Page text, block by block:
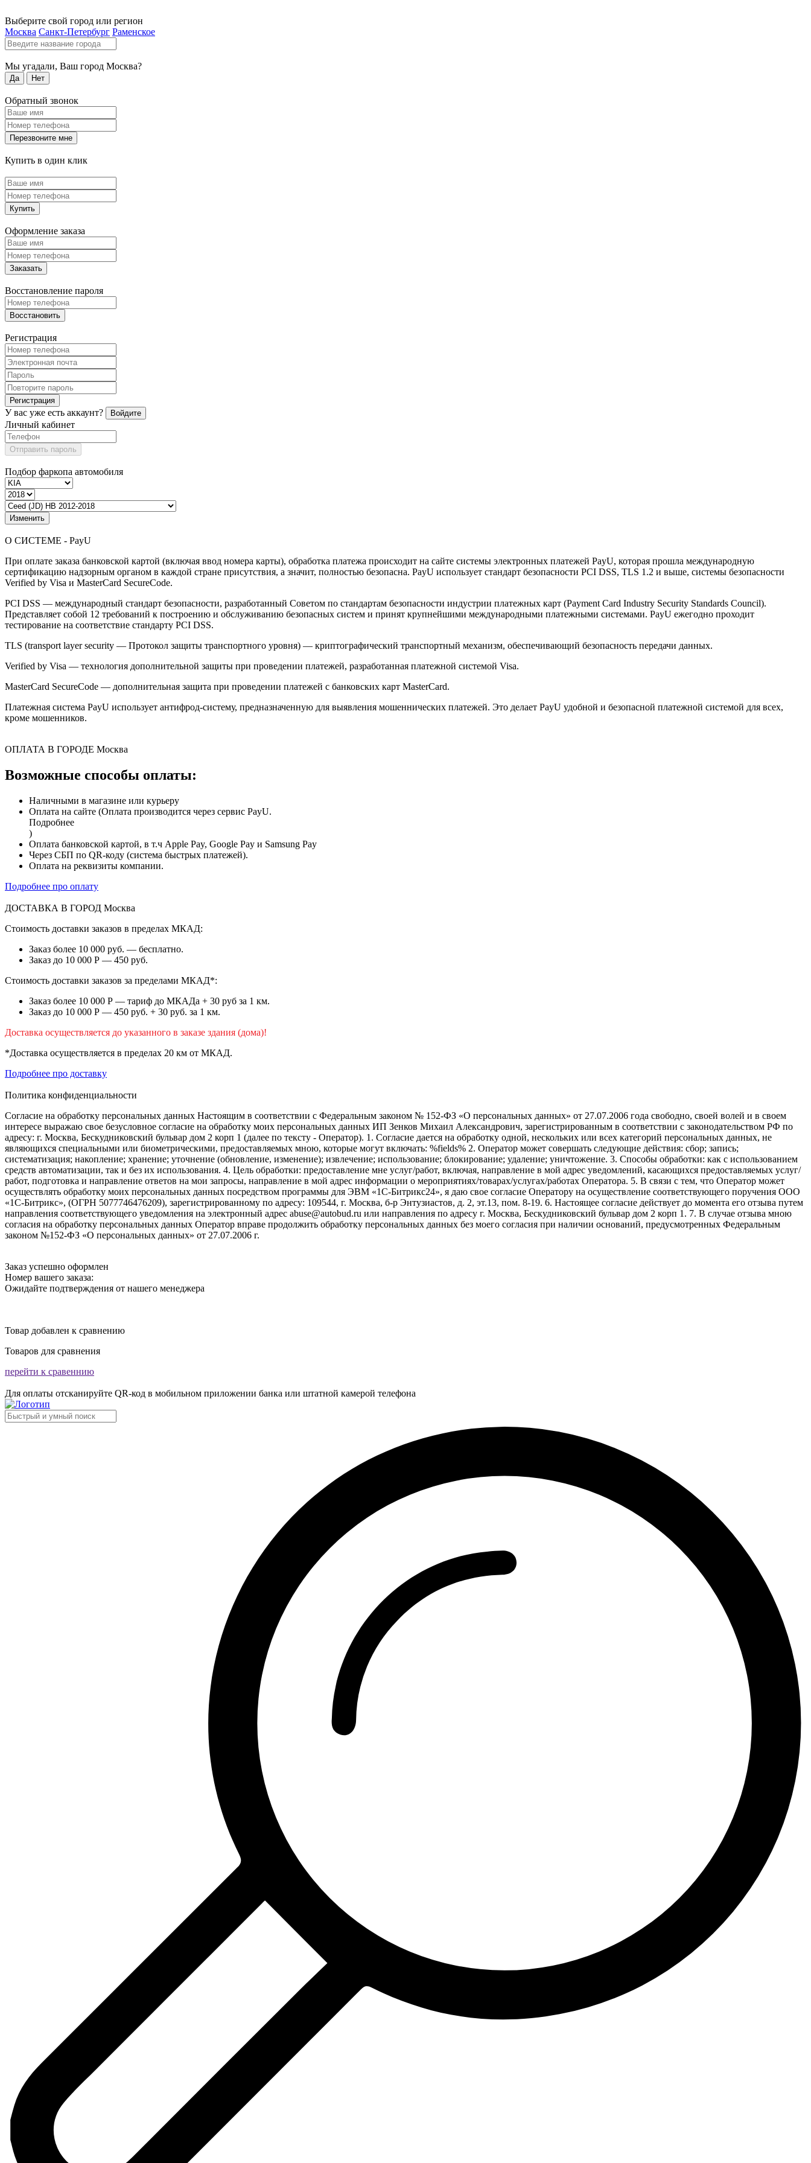
Выберите свой город или регион
Москва Санкт-Петербург Раменское
Мы угадали, Ваш город Москва?
Да Нет
Обратный звонок
Перезвоните мне
Купить в один клик
Купить
Оформление заказа
Заказать
Восстановление пароля
Восстановить
Регистрация
Регистрация
У вас уже есть аккаунт? Войдите
Личный кабинет
Отправить пароль
Подбор фаркопа автомобиля
Изменить
О СИСТЕМЕ - PayU
При оплате заказа банковской картой (включая ввод номера карты), обработка платежа происходит на сайте системы электронных платежей PayU, которая прошла международную
сертификацию надзорным органом в каждой стране присутствия, а значит, полностью безопасна. PayU использует стандарт безопасности PCI DSS, TLS 1.2 и выше, системы безопасности
Verified by Visa и MasterCard SecureCode.
PCI DSS — международный стандарт безопасности, разработанный Советом по стандартам безопасности индустрии платежных карт (Payment Card Industry Security Standards Council).
Представляет собой 12 требований к построению и обслуживанию безопасных систем и принят крупнейшими международными платежными системами. PayU ежегодно проходит
тестирование на соответствие стандарту PCI DSS.
TLS (transport layer security — Протокол защиты транспортного уровня) — криптографический транспортный механизм, обеспечивающий безопасность передачи данных.
Verified by Visa — технология дополнительной защиты при проведении платежей, разработанная платежной системой Visa.
MasterCard SecureCode — дополнительная защита при проведении платежей с банковских карт MasterCard.
Платежная система PayU использует антифрод-систему, предназначенную для выявления мошеннических платежей. Это делает PayU удобной и безопасной платежной системой для всех,
кроме мошенников.
ОПЛАТА В ГОРОДЕ Москва
Возможные способы оплаты:
Наличными в магазине или курьеру
Оплата на сайте (Оплата производится через сервис PayU.
Подробнее
)
Оплата банковской картой, в т.ч Apple Pay, Google Pay и Samsung Pay
Через СБП по QR-коду (система быстрых платежей).
Оплата на реквизиты компании.
Подробнее про оплату
ДОСТАВКА В ГОРОД Москва
Стоимость доставки заказов в пределах МКАД:
Заказ более 10 000 руб. — бесплатно.
Заказ до 10 000 Р — 450 руб.
Стоимость доставки заказов за пределами МКАД*:
Заказ более 10 000 Р — тариф до МКАДа + 30 руб за 1 км.
Заказ до 10 000 Р — 450 руб. + 30 руб. за 1 км.
Доставка осуществляется до указанного в заказе здания (дома)!
*Доставка осуществляется в пределах 20 км от МКАД.
Подробнее про доставку
Политика конфиденциальности
Согласие на обработку персональных данных Настоящим в соответствии с Федеральным законом № 152-ФЗ «О персональных данных» от 27.07.2006 года свободно, своей волей и в своем
интересе выражаю свое безусловное согласие на обработку моих персональных данных ИП Зенков Михаил Александрович, зарегистрированным в соответствии с законодательством РФ по
адресу: г. Москва, Бескудниковский бульвар дом 2 корп 1 (далее по тексту - Оператор). 1. Согласие дается на обработку одной, нескольких или всех категорий персональных данных, не
являющихся специальными или биометрическими, предоставляемых мною, которые могут включать: %fields% 2. Оператор может совершать следующие действия: сбор; запись;
систематизация; накопление; хранение; уточнение (обновление, изменение); извлечение; использование; блокирование; удаление; уничтожение. 3. Способы обработки: как с использованием
средств автоматизации, так и без их использования. 4. Цель обработки: предоставление мне услуг/работ, включая, направление в мой адрес уведомлений, касающихся предоставляемых услуг/
работ, подготовка и направление ответов на мои запросы, направление в мой адрес информации о мероприятиях/товарах/услугах/работах Оператора. 5. В связи с тем, что Оператор может
осуществлять обработку моих персональных данных посредством программы для ЭВМ «1С-Битрикс24», я даю свое согласие Оператору на осуществление соответствующего поручения ООО
«1С-Битрикс», (ОГРН 5077746476209), зарегистрированному по адресу: 109544, г. Москва, б-р Энтузиастов, д. 2, эт.13, пом. 8-19. 6. Настоящее согласие действует до момента его отзыва путем
направления соответствующего уведомления на электронный адрес abuse@autobud.ru или направления по адресу г. Москва, Бескудниковский бульвар дом 2 корп 1. 7. В случае отзыва мною
согласия на обработку персональных данных Оператор вправе продолжить обработку персональных данных без моего согласия при наличии оснований, предусмотренных Федеральным
законом №152-ФЗ «О персональных данных» от 27.07.2006 г.
Заказ успешно оформлен
Номер вашего заказа:
Ожидайте подтверждения от нашего менеджера
Товар добавлен к сравнению
Товаров для сравнения
перейти к сравеннию
Для оплаты отсканируйте QR-код в мобильном приложении банка или штатной камерой телефона